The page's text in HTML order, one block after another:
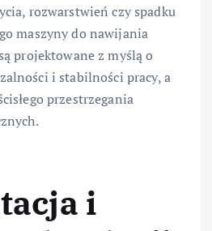
rozwarstwień czy spadku
maszyny do nawijania
projektowane z myślą o
i stabilności pracy, a
przestrzegania
i